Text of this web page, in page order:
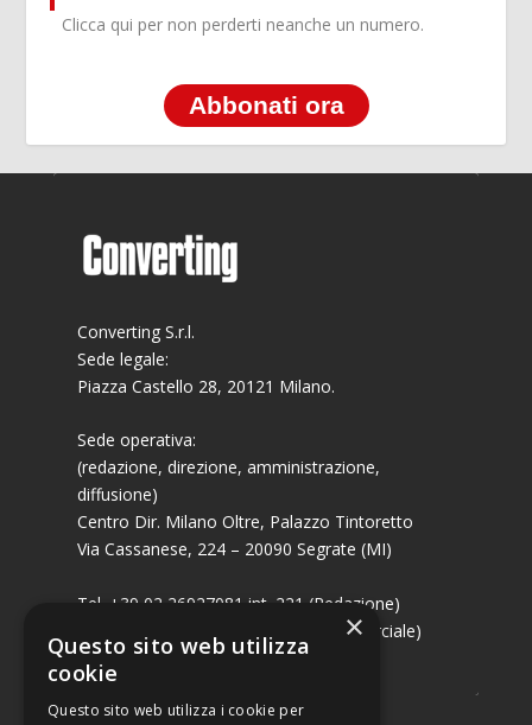
Clicca qui per non perderti neanche un numero.
Abbonati ora
Converting S.r.l.
Sede legale:
Piazza Castello 28, 20121 Milano.
Sede operativa:
(redazione, direzione, amministrazione,
diffusione)
Centro Dir. Milano Oltre, Palazzo Tintoretto
Via Cassanese, 224 – 20090 Segrate (MI)
Tel. +39 02 26927081 int. 221 (Redazione)
Tel. +39 02 26927081 int. 224 (Commerciale)
Fax +39 02 26951006
×
Questo sito web utilizza
cookie
Questo sito web utilizza i cookie per